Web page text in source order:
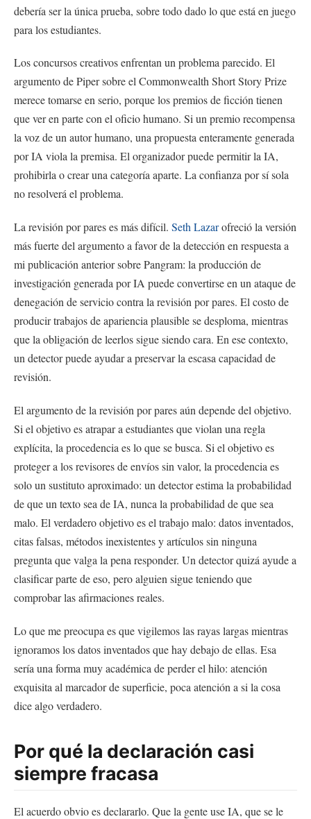
debería ser la única prueba, sobre todo dado lo que está en juego
para los estudiantes.
Los concursos creativos enfrentan un problema parecido. El
argumento de Piper sobre el Commonwealth Short Story Prize
merece tomarse en serio, porque los premios de ficción tienen
que ver en parte con el oficio humano. Si un premio recompensa
la voz de un autor humano, una propuesta enteramente generada
por IA viola la premisa. El organizador puede permitir la IA,
prohibirla o crear una categoría aparte. La confianza por sí sola
no resolverá el problema.
La revisión por pares es más difícil. Seth Lazarofreció la versión
más fuerte del argumento a favor de la detección en respuesta a
mi publicación anterior sobre Pangram: la producción de
investigación generada por IA puede convertirse en un ataque de
denegación de servicio contra la revisión por pares. El costo de
producir trabajos de apariencia plausible se desploma, mientras
que la obligación de leerlos sigue siendo cara. En ese contexto,
un detector puede ayudar a preservar la escasa capacidad de
revisión.
El argumento de la revisión por pares aún depende del objetivo.
Si el objetivo es atrapar a estudiantes que violan una regla
explícita, la procedencia es lo que se busca. Si el objetivo es
proteger a los revisores de envíos sin valor, la procedencia es
solo un sustituto aproximado: un detector estima la probabilidad
de que un texto sea de IA, nunca la probabilidad de que sea
malo. El verdadero objetivo es el trabajo malo: datos inventados,
citas falsas, métodos inexistentes y artículos sin ninguna
pregunta que valga la pena responder. Un detector quizá ayude a
clasificar parte de eso, pero alguien sigue teniendo que
comprobar las afirmaciones reales.
Lo que me preocupa es que vigilemos las rayas largas mientras
ignoramos los datos inventados que hay debajo de ellas. Esa
sería una forma muy académica de perder el hilo: atención
exquisita al marcador de superficie, poca atención a si la cosa
dice algo verdadero.
Por qué la declaración casi
siempre fracasa
El acuerdo obvio es declararlo. Que la gente use IA, que se le